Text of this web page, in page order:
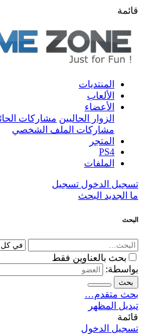
قائمة
المنتديات
الألعاب
الأعضاء
الزوار الحاليين مشاركات
مشاركات الملف الشخصي
المتجر
PS4
الملفات
تسجيل الدخول تسجيل
ما الجديد البحث
البحث
بحث بالعناوين فقط
بواسطة:
بحث
بحث متقدم…
تبديل المظهر
قائمة
تسجيل الدخول